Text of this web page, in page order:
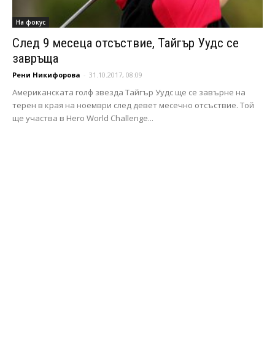
На фокус
След 9 месеца отсъствие, Тайгър Уудс се
завръща
Рени Никифорова - 31.10.2017, 08:09
Американската голф звезда Тайгър Уудс ще се завърне на
терен в края на ноември след девет месечно отсъствие. Той
ще участва в Hero World Challenge...